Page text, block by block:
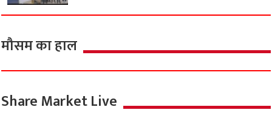
मौसम का हाल
Share Market Live